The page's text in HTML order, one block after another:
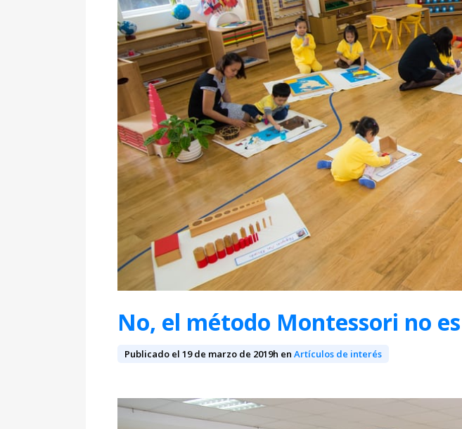
No, el método Montessori no
Publicado el 19 de marzo de 2019h en Artículos de interés